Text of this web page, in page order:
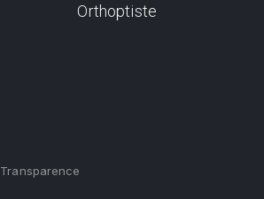
Orthoptiste
Transparence